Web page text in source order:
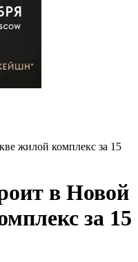
жилой комплекс за 15
в Новой
за 15